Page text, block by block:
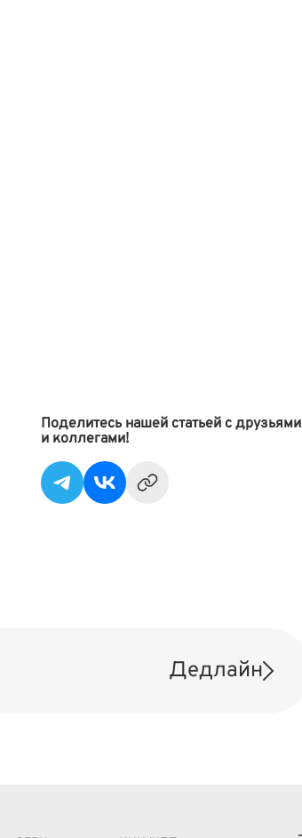
Поделитесь нашей статьей с друзьями
и коллегами!
Дедлайн